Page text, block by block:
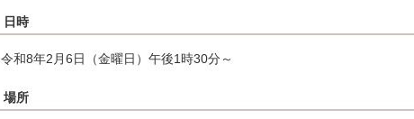
日時
令和8年2月6日（金曜日）午後1時30分～
場所